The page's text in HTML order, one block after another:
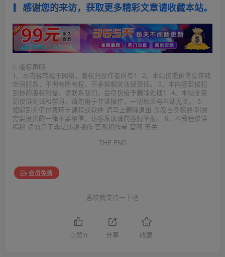
感谢您的来访，获取更多精彩文章请收藏本站。
© 版权声明
1、本内容转载于网络，版权归原作者所有！ 2、本站仅提供信息存储
空间服务，不拥有所有权，不承担相关法律责任。 3、本内容若侵犯
到你的版权利益，请联系我们，会尽快给予删除处理！ 4、本站全资
源仅供测试和学习，请勿用于非法操作，一切后果与本站无关。 5、
如遇到充值付费环节课程或软件 请马上删除退出 涉及自身权益/利益
需要投资的一律不要相信，访客发现请向客服举报。 6、本教程仅供
揭秘 请勿用于非法违规操作 否则和作者 官网 无关
THE END
会员免费
喜欢就支持一下吧
点赞 0 分享 收藏